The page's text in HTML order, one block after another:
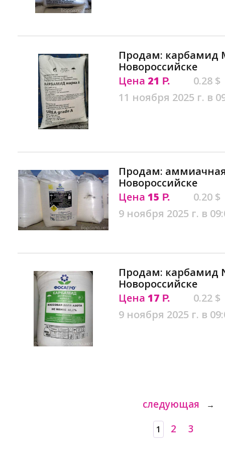
Продам: карбамид
Новороссийске
Цена 21 Р.
0.28 $
11 ноября 2025 г. в
Продам: аммиачная
Новороссийске
Цена 15 Р.
0.20 $
9 ноября 2025 г. в
Продам: карбамид
Новороссийске
Цена 17 Р.
0.22 $
9 ноября 2025 г. в
следующая →
1 2 3